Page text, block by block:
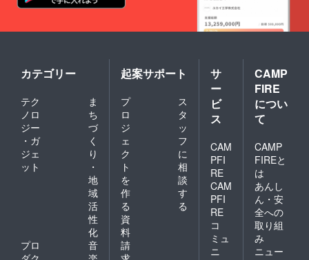
す。
chen.jp/
ニョの
チリコ
ンカン)
UMA
KITCHE
Nの商
品、全
12品が
詰まっ
たセッ
す。 プ
レゼン
ト用な
どギフ
トとし
てもお
すすめ
です！
お中元
用など
お急ぎ
カテゴリー
テク
ノロ
ジー
・ガ
ジェ
ット
ま
ち
づ
く
り
・
地
域
活
性
化
プロ
音
起案サポート
プ
ロ
ジ
ェ
ク
ト
を
作
る
ス
タ
ッ
フ
に
相
談
す
る
資
料
請
サ
ー
ビ
ス
CAM
PFI
RE
CAM
PFI
RE
コ
ミュ
ニ
CAMP
FIRE
につい
て
CAMP
FIREと
は
あんし
ん・安
全への
取り組
み
ニュー